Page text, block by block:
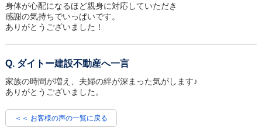
身体が心配になるほど親身に対応していただき
感謝の気持ちでいっぱいです。
ありがとうございました！
ダイトー建設不動産へ一言
家族の時間が増え、夫婦の絆が深まった気がします♪
ありがとうございました。
＜＜ お客様の声の一覧に戻る